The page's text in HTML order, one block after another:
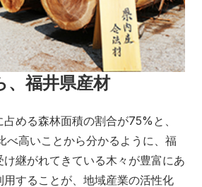
、福井県産材
める森林面積の割合が75%と、
べ高いことから分かるように、福
継がれてきている木々が豊富にあ
用することが、地域産業の活性化